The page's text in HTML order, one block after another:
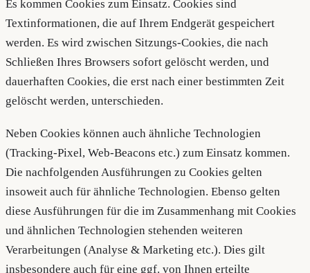
Es kommen Cookies zum Einsatz. Cookies sind
Textinformationen, die auf Ihrem Endgerät gespeichert
werden. Es wird zwischen Sitzungs-Cookies, die nach
Schließen Ihres Browsers sofort gelöscht werden, und
dauerhaften Cookies, die erst nach einer bestimmten Zeit
gelöscht werden, unterschieden.
Neben Cookies können auch ähnliche Technologien
(Tracking-Pixel, Web-Beacons etc.) zum Einsatz kommen.
Die nachfolgenden Ausführungen zu Cookies gelten
insoweit auch für ähnliche Technologien. Ebenso gelten
diese Ausführungen für die im Zusammenhang mit Cookies
und ähnlichen Technologien stehenden weiteren
Verarbeitungen (Analyse & Marketing etc.). Dies gilt
insbesondere auch für eine ggf. von Ihnen erteilte